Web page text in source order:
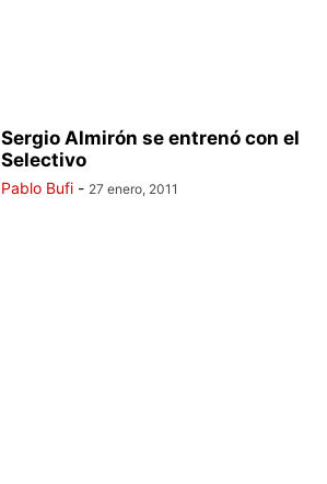
Sergio Almirón se entrenó con el
Selectivo
Pablo Bufi - 27 enero, 2011